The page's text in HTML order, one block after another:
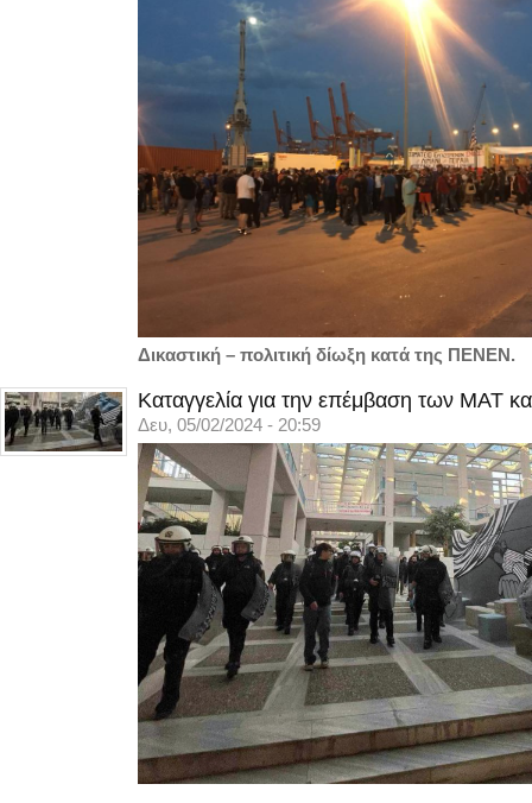
Δικαστική – πολιτική δίωξη κατά της ΠΕΝΕΝ.
Καταγγελία για την επέμβαση των ΜΑΤ
Δευ, 05/02/2024 - 20:59